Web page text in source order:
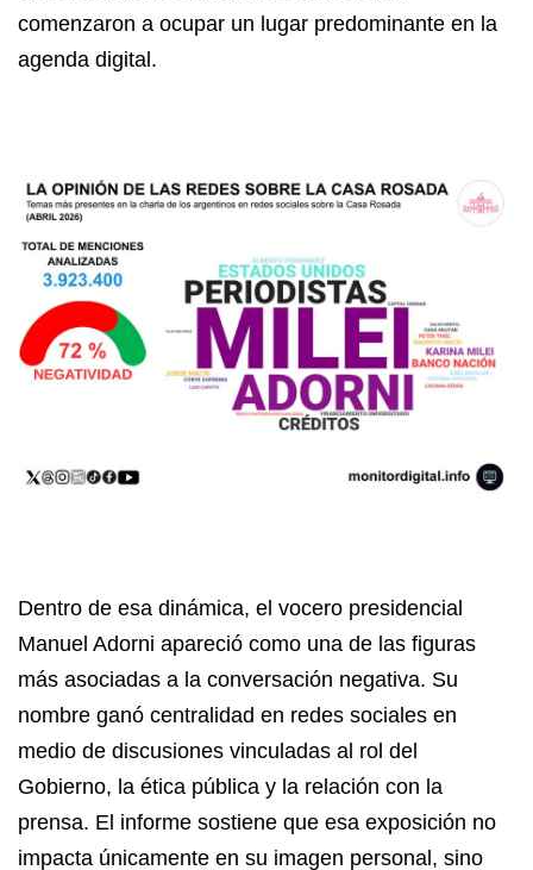
comenzaron a ocupar un lugar predominante en la
agenda digital.
Dentro de esa dinámica, el vocero presidencial
Manuel Adorni apareció como una de las figuras
más asociadas a la conversación negativa. Su
nombre ganó centralidad en redes sociales en
medio de discusiones vinculadas al rol del
Gobierno, la ética pública y la relación con la
prensa. El informe sostiene que esa exposición no
impacta únicamente en su imagen personal, sino